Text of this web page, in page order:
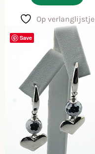
Op verlanglijstje
Save